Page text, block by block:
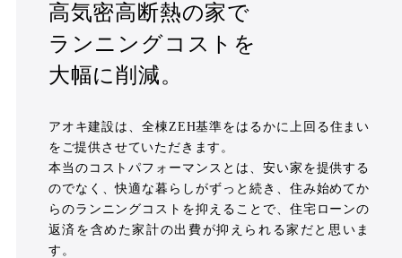
高気密高断熱の家で
ランニングコストを
大幅に削減。
アオキ建設は、全棟ZEH基準をはるかに上回る住まい
をご提供させていただきます。
本当のコストパフォーマンスとは、安い家を提供する
のでなく、快適な暮らしがずっと続き、住み始めてか
らのランニングコストを抑えることで、住宅ローンの
返済を含めた家計の出費が抑えられる家だと思いま
す。